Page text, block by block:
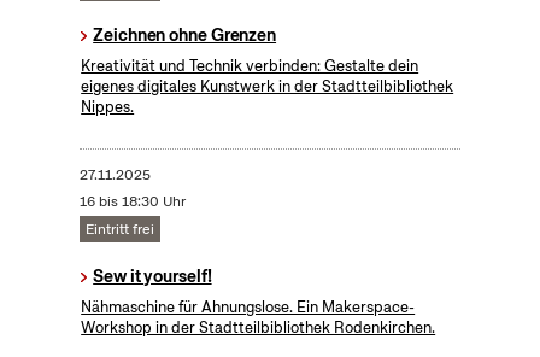
Zeichnen ohne Grenzen
Kreativität und Technik verbinden: Gestalte dein
eigenes digitales Kunstwerk in der Stadtteilbibliothek
Nippes.
27.11.2025
16 bis 18:30 Uhr
Eintritt frei
Sew it yourself!
Nähmaschine für Ahnungslose. Ein Makerspace-
Workshop in der Stadtteilbibliothek Rodenkirchen.